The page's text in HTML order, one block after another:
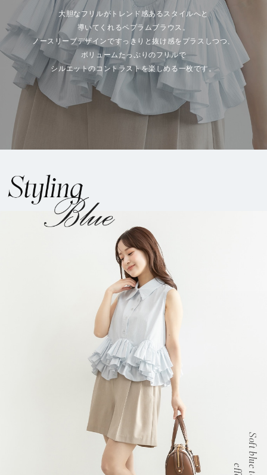
大胆なフリルがトレンド感あるスタイルへと
導いてくれるペプラムブラウス。
ノースリーブデザインですっきりと抜け感をプラスしつつ、
ボリュームたっぷりのフリルで
シルエットのコントラストを楽しめる一枚です。